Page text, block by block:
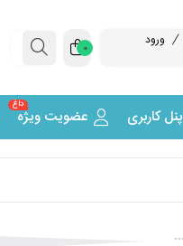
ورود 0
پنل کاربری عضویت ویژه
داغ